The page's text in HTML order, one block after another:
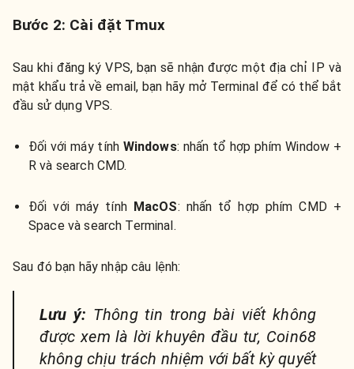
Bước 2: Cài đặt Tmux
Sau khi đăng ký VPS, bạn sẽ nhận được một địa chỉ IP và
mật khẩu trả về email, bạn hãy mở Terminal để có thể bắt
đầu sử dụng VPS.
Đối với máy tính Windows: nhấn tổ hợp phím Window +
R và search CMD.
Đối với máy tính MacOS: nhấn tổ hợp phím CMD +
Space và search Terminal.
Sau đó bạn hãy nhập câu lệnh:
Lưu ý: Thông tin trong bài viết không
được xem là lời khuyên đầu tư, Coin68
không chịu trách nhiệm với bất kỳ quyết